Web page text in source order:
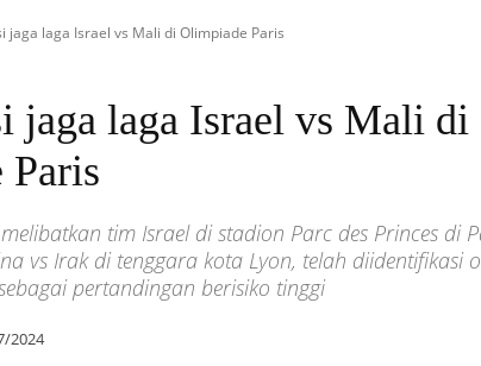
jaga laga Israel vs Mali di Olimpiade Paris
jaga laga Israel vs Mali di
tim Israel di stadion Parc des Princes di
vs Irak di tenggara kota Lyon, telah diidentifikasi
pertandingan berisiko tinggi
2024